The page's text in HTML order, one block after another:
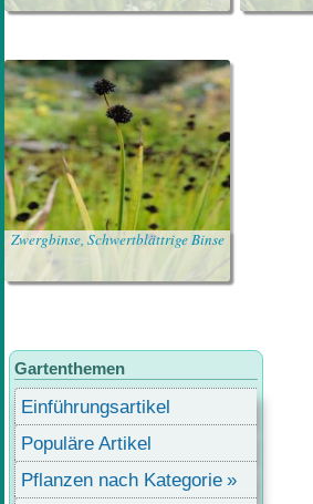
Zwergbinse, Schwertblättrige Binse
Gartenthemen
Einführungsartikel
Populäre Artikel
Pflanzen nach Kategorie